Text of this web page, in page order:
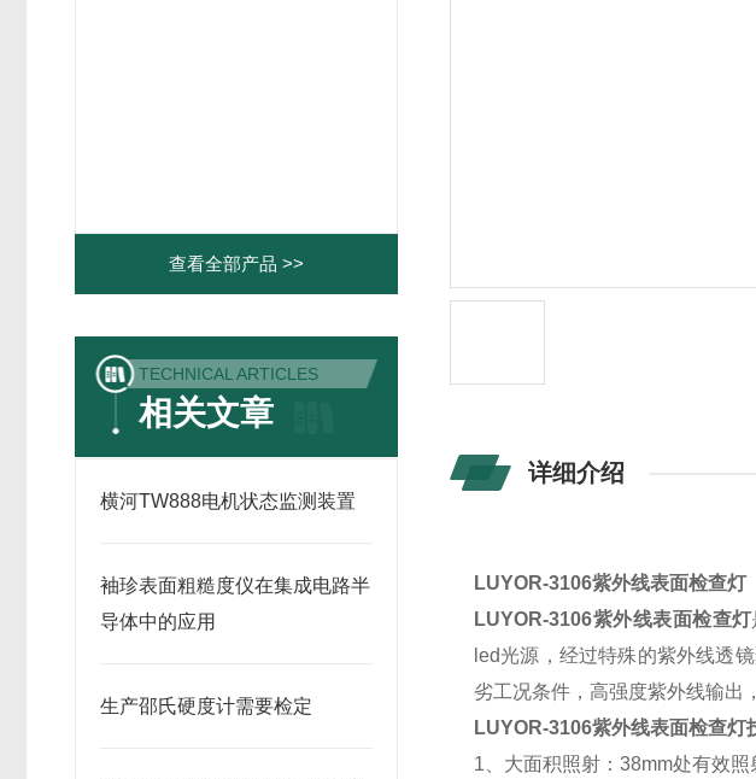
查看全部产品 >>
TECHNICAL ARTICLES
相关文章
横河TW888电机状态监测装置
袖珍表面粗糙度仪在集成电路半
导体中的应用
生产邵氏硬度计需要检定
详细介绍
LUYOR-3106紫外线表面检查灯
LUYOR-3106紫外线表面检查灯
led光源，经过特殊的紫外线透
劣工况条件，高强度紫外线输出
LUYOR-3106紫外线表面检查灯
1、大面积照射：38mm处有效